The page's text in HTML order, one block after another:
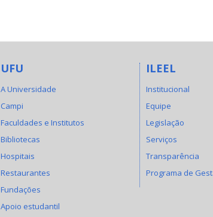
UFU
A Universidade
Campi
Faculdades e Institutos
Bibliotecas
Hospitais
Restaurantes
Fundações
Apoio estudantil
ILEEL
Institucional
Equipe
Legislação
Serviços
Transparência
Programa de